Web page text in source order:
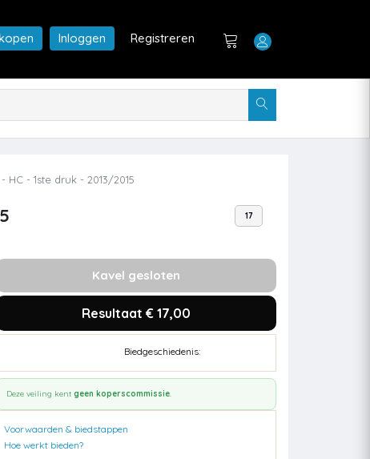
Inloggen Registreren
- 1ste druk - 2013/2015
17
Kavel gesloten
Resultaat € 17,00
Biedgeschiedenis:
Deze veiling kent geen koperscommissie.
Voorwaarden & biedstappen
Hoe werkt bieden?